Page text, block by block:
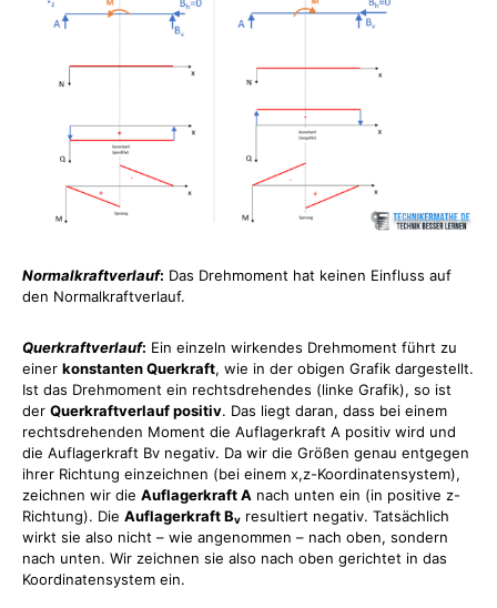
Normalkraftverlauf: Das Drehmoment hat keinen Einfluss auf
den Normalkraftverlauf.
Querkraftverlauf: Ein einzeln wirkendes Drehmoment führt zu
einer konstanten Querkraft, wie in der obigen Grafik dargestellt.
Ist das Drehmoment ein rechtsdrehendes (linke Grafik), so ist
der Querkraftverlauf positiv. Das liegt daran, dass bei einem
rechtsdrehenden Moment die Auflagerkraft A positiv wird und
die Auflagerkraft Bv negativ. Da wir die Größen genau entgegen
ihrer Richtung einzeichnen (bei einem x,z-Koordinatensystem),
zeichnen wir die Auflagerkraft A nach unten ein (in positive z-
Richtung). Die Auflagerkraft Bv resultiert negativ. Tatsächlich
wirkt sie also nicht – wie angenommen – nach oben, sondern
nach unten. Wir zeichnen sie also nach oben gerichtet in das
Koordinatensystem ein.